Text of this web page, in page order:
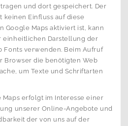
und dort gespeichert. Der
keinen Einfluss auf diese
Google Maps aktiviert ist, kann
einheitlichen Darstellung der
Fonts verwenden. Beim Aufruf
Browser die benötigten Web
um Texte und Schriftarten
Maps erfolgt im Interesse einer
unserer Online-Angebote und
der von uns auf der